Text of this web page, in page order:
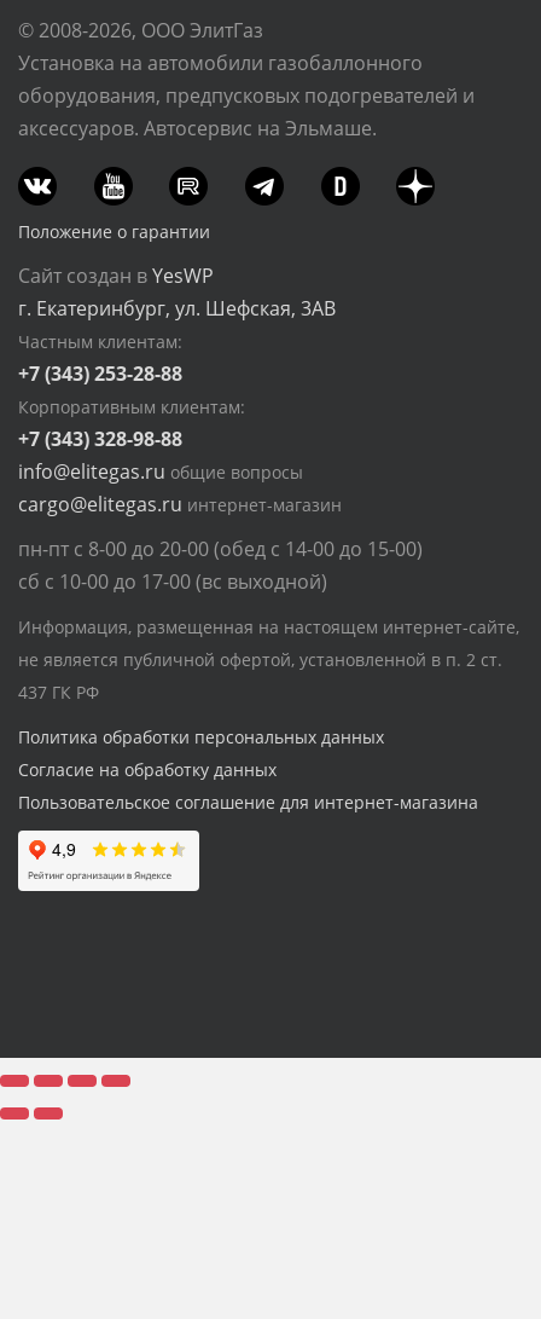
© 2008-2026, ООО ЭлитГаз
Установка на автомобили газобаллонного
оборудования, предпусковых подогревателей и
аксессуаров. Автосервис на Эльмаше.
Положение о гарантии
Сайт создан вYesWP
г. Екатеринбург, ул. Шефская, 3АВ
Частным клиентам:
+7 (343) 253-28-88
Корпоративным клиентам:
+7 (343) 328-98-88
info@elitegas.ru общие вопросы
cargo@elitegas.ru интернет-магазин
пн-пт с 8-00 до 20-00 (обед с 14-00 до 15-00)
сб с 10-00 до 17-00 (вс выходной)
Информация, размещенная на настоящем интернет-сайте,
не является публичной офертой, установленной в п. 2 ст.
437 ГК РФ
Политика обработки персональных данных
Согласие на обработку данных
Пользовательское соглашение для интернет-магазина